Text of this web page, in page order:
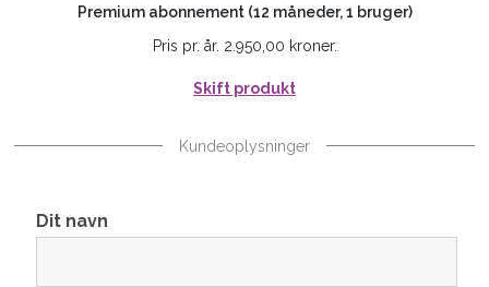
Premium abonnement (12 måneder, 1 bruger)
Pris pr. år. 2.950,00 kroner.
Skift produkt
Kundeoplysninger
Dit navn